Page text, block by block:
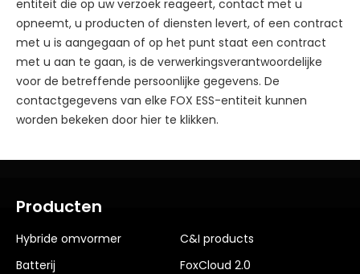
entiteit die op uw verzoek reageert, contact met u
opneemt, u producten of diensten levert, of een contract
met u is aangegaan of op het punt staat een contract
met u aan te gaan, is de verwerkingsverantwoordelijke
voor de betreffende persoonlijke gegevens. De
contactgegevens van elke FOX ESS-entiteit kunnen
worden bekeken door hier te klikken.
Producten
Hybride omvormer
C&I products
Batterij
FoxCloud 2.0